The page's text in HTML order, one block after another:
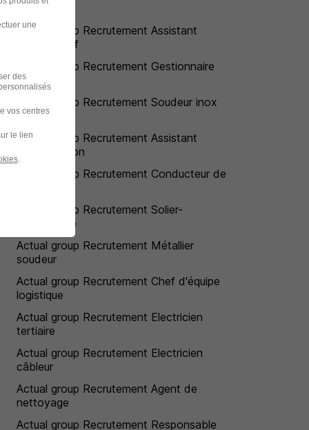
Actual group Recrutement Assistant
administratif
Actual group Recrutement Gestionnaire
back office
Actual group Recrutement Soudeur inox
Actual group Recrutement Assistant
d'exploitation
Actual group Recrutement Conducteur de
Actual group Recrutement Solier-
moquettiste
Actual group Recrutement Métallier
soudeur
Actual group Recrutement Chef d'équipe
logistique
Actual group Recrutement Electricien
tertiaire
Actual group Recrutement Electricien
câbleur
Actual group Recrutement Agent de
nettoyage
Actual group Recrutement Responsable
une
des
vos centres
le lien
.